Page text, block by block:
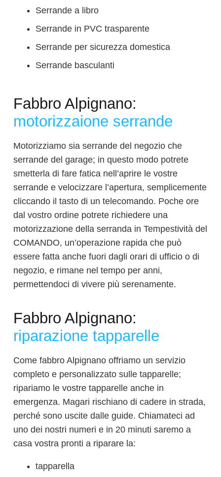
Serrande a libro
Serrande in PVC trasparente
Serrande per sicurezza domestica
Serrande basculanti
Fabbro Alpignano:
motorizzaione serrande
Motorizziamo sia serrande del negozio che
serrande del garage; in questo modo potrete
smetterla di fare fatica nell’aprire le vostre
serrande e velocizzare l’apertura, semplicemente
cliccando il tasto di un telecomando. Poche ore
dal vostro ordine potrete richiedere una
motorizzazione della serranda in Tempestività del
COMANDO, un’operazione rapida che può
essere fatta anche fuori dagli orari di ufficio o di
negozio, e rimane nel tempo per anni,
permettendoci di vivere più serenamente.
Fabbro Alpignano:
riparazione tapparelle
Come fabbro Alpignano offriamo un servizio
completo e personalizzato sulle tapparelle;
ripariamo le vostre tapparelle anche in
emergenza. Magari rischiano di cadere in strada,
perché sono uscite dalle guide. Chiamateci ad
uno dei nostri numeri e in 20 minuti saremo a
casa vostra pronti a riparare la:
tapparella